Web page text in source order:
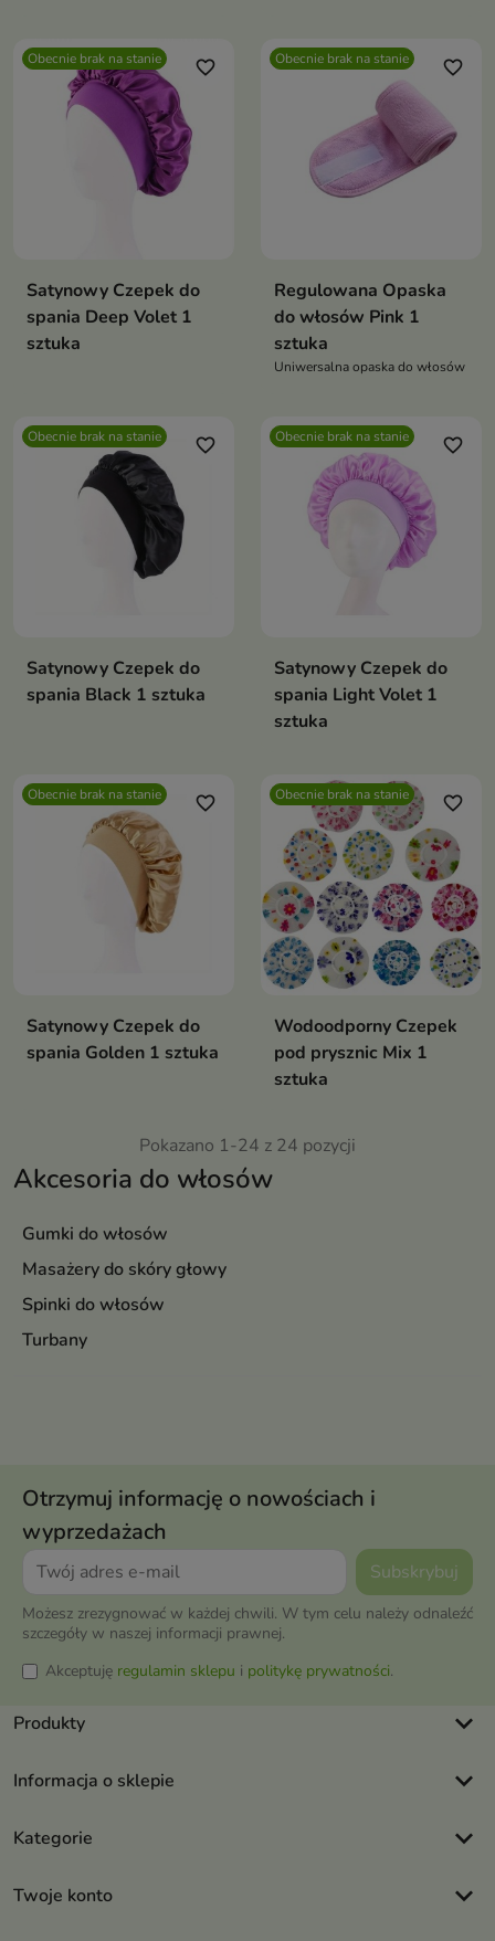
Akcesoria do włosów
Gumki do włosów
Masażery do skóry głowy
Spinki do włosów
Turbany
Obecnie brak na stanie favorite_border
Satynowy Czepek do
spania Deep Volet 1
sztuka
Obecnie brak na stanie favorite_border
Regulowana Opaska
do włosów Pink 1
sztuka
Uniwersalna opaska do włosów
Obecnie brak na stanie favorite_border
Satynowy Czepek do
spania Black 1 sztuka
Obecnie brak na stanie favorite_border
Satynowy Czepek do
spania Light Volet 1
sztuka
Obecnie brak na stanie favorite_border
Satynowy Czepek do
spania Golden 1 sztuka
Obecnie brak na stanie favorite_border
Wodoodporny Czepek
pod prysznic Mix 1
sztuka
Pokazano 1-24 z 24 pozycji
Otrzymuj informację o nowościach i
wyprzedażach
Możesz zrezygnować w każdej chwili. W tym celu należy odnaleźć
szczegóły w naszej informacji prawnej.
Akceptuję regulamin sklepu i politykę prywatności.
Produkty keyboard_arrow_down
Informacja o sklepie keyboard_arrow_down
Kategorie keyboard_arrow_down
Twoje konto
keyboard_arrow_down